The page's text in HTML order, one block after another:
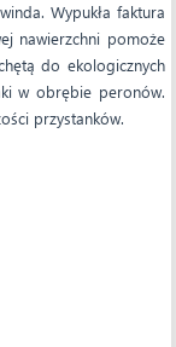
Wypukła faktura
nawierzchni pomoże
do ekologicznych
w obrębie peronów.
przystanków.